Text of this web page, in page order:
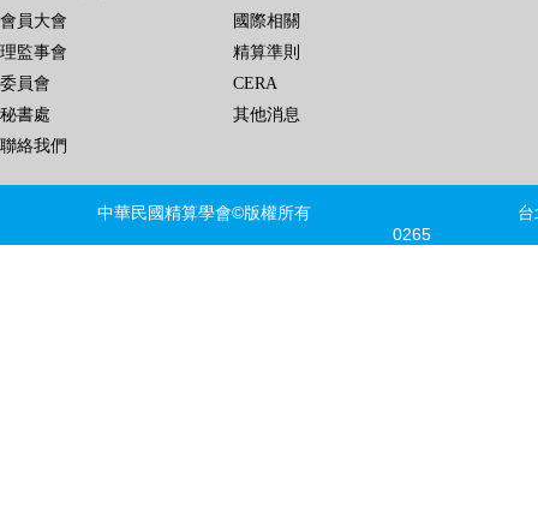
會員大會
理監事會
委員會
秘書處
聯絡我們
國際相關
精算準則
CERA
其他消息
中華民國精算學會©版權所有 台北
0265